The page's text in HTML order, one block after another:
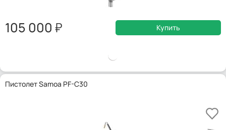
105 000 Купить
Пистолет Samoa PF-C30